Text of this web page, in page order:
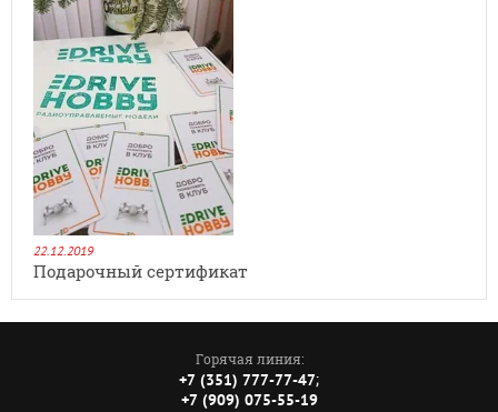
22.12.2019
Подарочный сертификат
Горячая линия:
+7 (351) 777-77-47;
+7 (909) 075-55-19